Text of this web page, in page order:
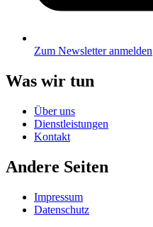
Zum Newsletter anmelden
Was wir tun
Über uns
Dienstleistungen
Kontakt
Andere Seiten
Impressum
Datenschutz